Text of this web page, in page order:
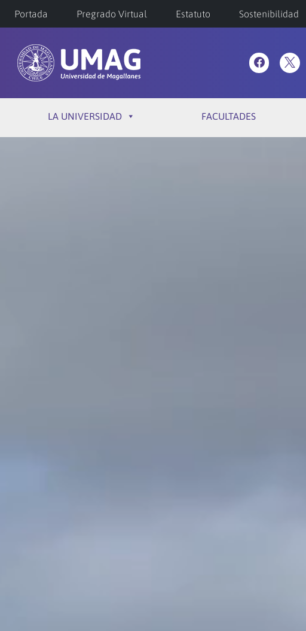
Portada Pregrado Virtual Estatuto Sostenibilidad
LA UNIVERSIDAD FACULTADES